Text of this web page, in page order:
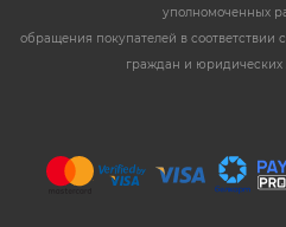
уполномоченных
обращения покупателей в соответствии
граждан и юридических